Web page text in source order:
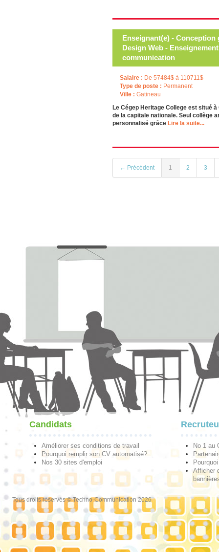
Enseignant(e) - Conception
Design Web -
communication
Salaire : De 57484$ à 110711$
Type de poste : Permanent
Ville : Gatineau
Le Cégep Heritage College est situé
de la capitale nationale. Seul collège
personnalisé grâce Lire la suite...
← Précédent 1 2 3
Candidats
Améliorer ses conditions de travail
Pourquoi remplir son CV automatisé?
Nos 30 sites d'emploi
No 1 au
Afficher
Tous droits réservés © Techno-Communication 2026